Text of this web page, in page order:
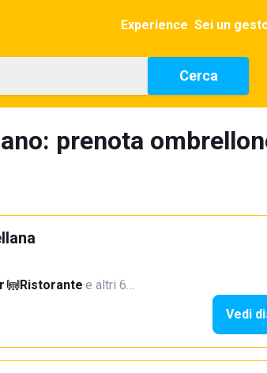
Experience Sei un
Cerca
prenota
· Ristorante·e altri 6…
Vedi